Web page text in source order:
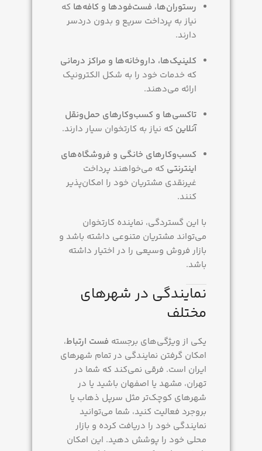
رستوران‌ها، فست‌فودها و کافه‌ها که
نیاز به پرداخت سریع و بدون دردسر
دارند.
کلینیک‌ها، داروخانه‌ها و مراکز درمانی
که خدمات خود را به شکل الکترونیک
ارائه می‌دهند.
تاکسی‌ها و کسب‌وکارهای حمل‌ونقل
آنلاین که نیاز به کارتخوان سیار دارند.
کسب‌وکارهای خانگی و فروشگاه‌های
اینترنتی که می‌خواهند پرداخت
غیرنقدی مشتریان خود را امکان‌پذیر
کنند.
با این گستردگی، نماینده کارتخوان
می‌تواند مشتریان متنوعی داشته باشد و
بازار فروش وسیعی را در اختیار داشته
باشد.
نمایندگی در شهرهای
مختلف
یکی از ویژگی‌های برجسته فست ارتباط،
امکان گرفتن نمایندگی در تمام شهرهای
ایران است. فرقی نمی‌کند که شما در
تهران، مشهد یا اصفهان باشید یا در
شهرهای کوچک‌تر مثل سرپل ذهاب یا
بروجرد فعالیت کنید، شما می‌توانید
نمایندگی خود را دریافت کرده و بازار
محلی خود را پوشش دهید. این امکان